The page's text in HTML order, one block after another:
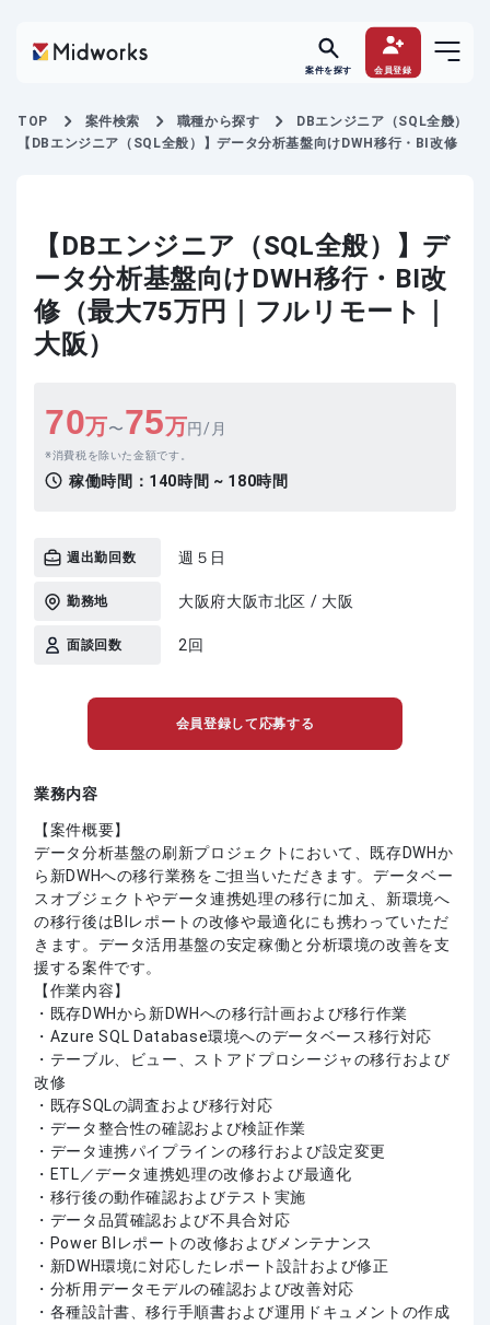
案件を探す 会員登録
TOP 案件検索 職種から探す
DBエンジニア（SQL全般）
【DBエンジニア（SQL全般）】データ分析基盤向けDWH移行・BI改修
【DBエンジニア（SQL全般）】デ
ータ分析基盤向けDWH移行・BI改
修（最大75万円｜フルリモート｜
大阪）
70万〜75万円/月
消費税を除いた金額です。
稼働時間： 140時間 ~ 180時間
週出勤回数 週５日
勤務地 大阪府大阪市北区 / 大阪
面談回数 2回
会員登録して応募する
業務内容
【案件概要】
データ分析基盤の刷新プロジェクトにおいて、既存DWHか
ら新DWHへの移行業務をご担当いただきます。データベー
スオブジェクトやデータ連携処理の移行に加え、新環境へ
の移行後はBIレポートの改修や最適化にも携わっていただ
きます。データ活用基盤の安定稼働と分析環境の改善を支
援する案件です。
【作業内容】
・既存DWHから新DWHへの移行計画および移行作業
・Azure SQL Database環境へのデータベース移行対応
・テーブル、ビュー、ストアドプロシージャの移行および
改修
・既存SQLの調査および移行対応
・データ整合性の確認および検証作業
・データ連携パイプラインの移行および設定変更
・ETL／データ連携処理の改修および最適化
・移行後の動作確認およびテスト実施
・データ品質確認および不具合対応
・Power BIレポートの改修およびメンテナンス
・新DWH環境に対応したレポート設計および修正
・分析用データモデルの確認および改善対応
・各種設計書、移行手順書および運用ドキュメントの作成